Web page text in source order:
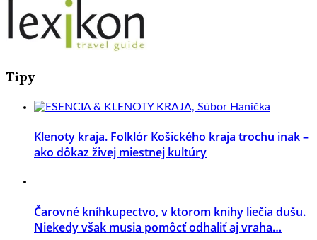
Tipy
Klenoty kraja. Folklór Košického kraja trochu inak –
ako dôkaz živej miestnej kultúry
Čarovné kníhkupectvo, v ktorom knihy liečia dušu.
Niekedy však musia pomôcť odhaliť aj vraha…